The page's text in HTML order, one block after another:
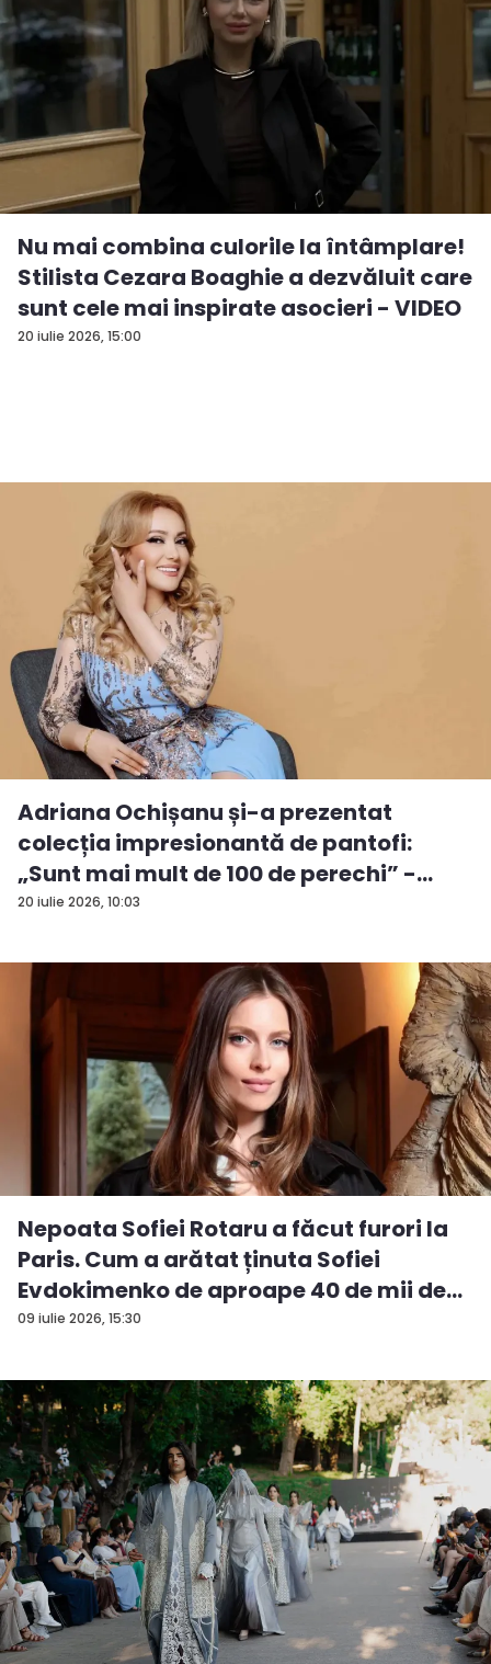
20 iulie 2026, 15:00
Nu mai combina culorile la întâmplare!
Stilista Cezara Boaghie a dezvăluit care
sunt cele mai inspirate asocieri - VIDEO
20 iulie 2026, 10:03
Adriana Ochișanu și-a prezentat
colecția impresionantă de pantofi:
„Sunt mai mult de 100 de perechi” -
VID...
09 iulie 2026, 15:30
Nepoata Sofiei Rotaru a făcut furori la
Paris. Cum a arătat ținuta Sofiei
Evdokimenko de aproape 40 de mii de
e...